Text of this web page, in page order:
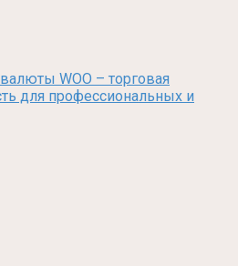
WOO – торговая
для профессиональных и